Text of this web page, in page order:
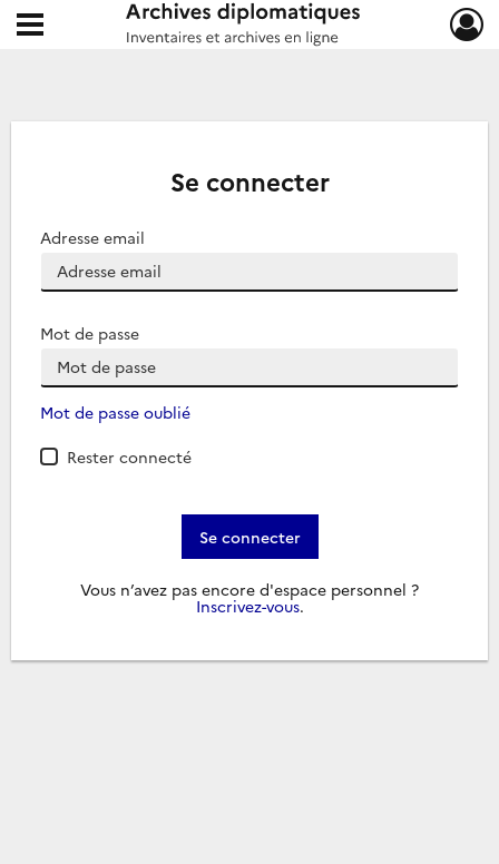
Archives diplomatiques
Ouvrir le menu déroulant
Se connecter
Adresse email
Mot de passe
Mot de passe oublié
Rester connecté
Se connecter
Vous n’avez pas encore d'espace personnel ?
Inscrivez-vous.